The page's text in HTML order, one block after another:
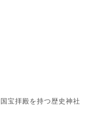
国宝拝殿を持つ歴史神社